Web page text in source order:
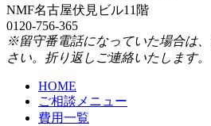
NMF名古屋伏見ビル11階
0120-756-365
※留守番電話になっていた場合は
さい。折り返しご連絡いたします。
HOME
ご相談メニュー
費用一覧